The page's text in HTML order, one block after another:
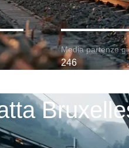
Media partenze
246